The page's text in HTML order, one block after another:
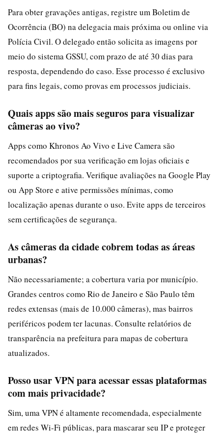
Para obter gravações antigas, registre um Boletim de
Ocorrência (BO) na delegacia mais próxima ou online via
Polícia Civil. O delegado então solicita as imagens por
meio do sistema GSSU, com prazo de até 30 dias para
resposta, dependendo do caso. Esse processo é exclusivo
para fins legais, como provas em processos judiciais.
Quais apps são mais seguros para visualizar
câmeras ao vivo?
Apps como Khronos Ao Vivo e Live Camera são
recomendados por sua verificação em lojas oficiais e
suporte a criptografia. Verifique avaliações na Google Play
ou App Store e ative permissões mínimas, como
localização apenas durante o uso. Evite apps de terceiros
sem certificações de segurança.
As câmeras da cidade cobrem todas as áreas
urbanas?
Não necessariamente; a cobertura varia por município.
Grandes centros como Rio de Janeiro e São Paulo têm
redes extensas (mais de 10.000 câmeras), mas bairros
periféricos podem ter lacunas. Consulte relatórios de
transparência na prefeitura para mapas de cobertura
atualizados.
Posso usar VPN para acessar essas plataformas
com mais privacidade?
Sim, uma VPN é altamente recomendada, especialmente
em redes Wi-Fi públicas, para mascarar seu IP e proteger